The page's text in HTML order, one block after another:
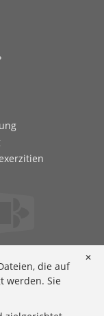
Anleitung
Spiritualität
Überblick
✕
die auf
werden. Sie